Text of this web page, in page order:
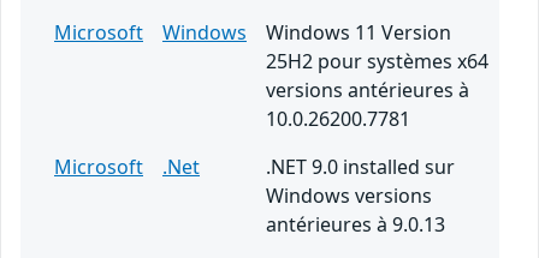
Microsoft
Windows
Windows 11 Version
25H2 pour systèmes x64
versions antérieures à
10.0.26200.7781
Microsoft
.Net
.NET 9.0 installed sur
Windows versions
antérieures à 9.0.13